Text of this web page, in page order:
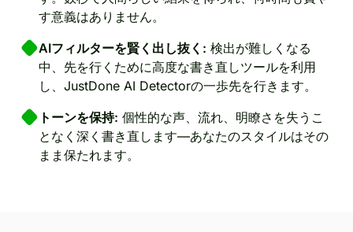
す意義はありません。
AIフィルターを賢く出し抜く: 検出が難しくなる
中、先を行くために高度な書き直しツールを利用
し、JustDone AI Detectorの一歩先を行きます。
トーンを保持: 個性的な声、流れ、明瞭さを失うこ
となく深く書き直します—あなたのスタイルはその
まま保たれます。